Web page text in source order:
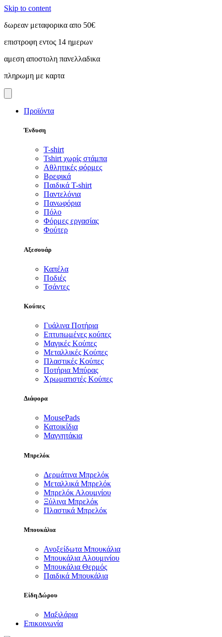
Skip to content
δωρεαν μεταφορικα απο 50€
επιστροφη εντος 14 ημερων
αμεση αποστολη πανελλαδικα
πληρωμη με καρτα
Προϊόντα
Ένδυση
T-shirt
Tshirt χωρίς στάμπα
Αθλητικές φόρμες
Βρεφικά
Παιδικά T-shirt
Παντελόνια
Πανωφόρια
Πόλο
Φόρμες εργασίας
Φούτερ
Αξεσουάρ
Καπέλα
Ποδιές
Τσάντες
Κούπες
Γυάλινα Ποτήρια
Επτυπωμένες κούπες
Μαγικές Κούπες
Μεταλλικές Κούπες
Πλαστικές Κούπες
Ποτήρια Μπύρας
Χρωματιστές Κούπες
Διάφορα
MousePads
Κατοικίδια
Μαγνητάκια
Μπρελόκ
Δερμάτινα Μπρελόκ
Μεταλλικά Μπρελόκ
Μπρελόκ Αλουμνίου
Ξύλινα Μπρελόκ
Πλαστικά Μπρελόκ
Μπουκάλια
Ανοξείδωτα Μπουκάλια
Μπουκάλια Αλουμινίου
Μπουκάλια Θερμός
Παιδικά Μπουκάλια
Είδη Δώρου
Μαξιλάρια
Επικοινωνία